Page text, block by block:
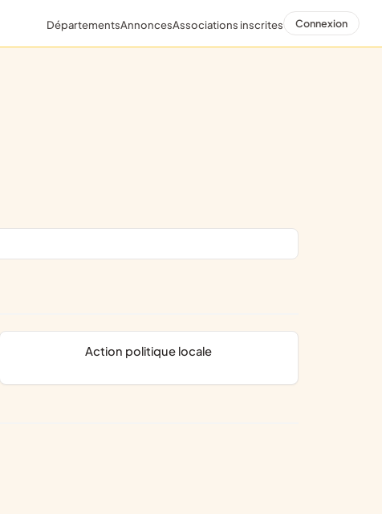
DépartementsAnnoncesAssociations inscrites Connexion
action politique locale